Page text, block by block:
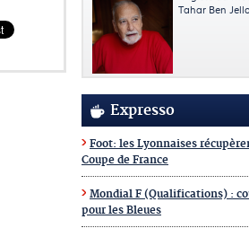
Tahar Ben
Expresso
Foot: les Lyonnaises
Coupe de France
Mondial F (Qualifications) :
pour les Bleues